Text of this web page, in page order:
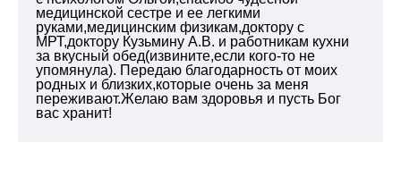
медицинской сестре и ее легкими
руками,медицинским физикам,доктору с
МРТ,доктору Кузьмину А.В. и работникам кухни
за вкусный обед(извините,если кого-то не
упомянула). Передаю благодарность от моих
родных и близких,которые очень за меня
переживают.Желаю вам здоровья и пусть Бог
вас хранит!